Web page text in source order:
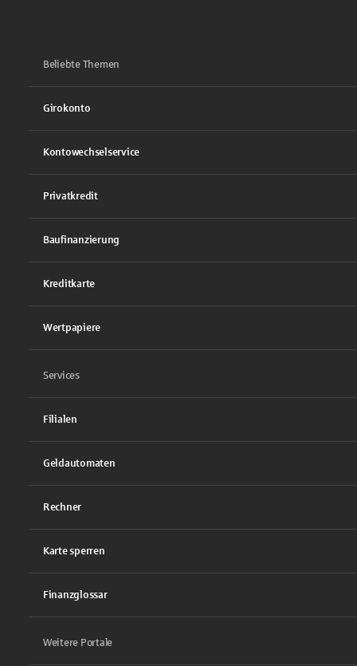
Beliebte Themen
Girokonto
Kontowechselservice
Privatkredit
Baufinanzierung
Kreditkarte
Wertpapiere
Services
Filialen
Geldautomaten
Rechner
Karte sperren
Finanzglossar
Weitere Portale